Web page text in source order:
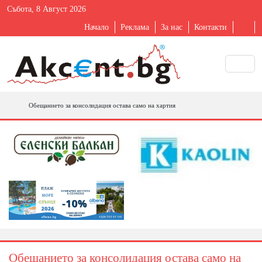
Събота, 8 Август 2026
Начало Реклама За нас Контакти
Обещанието за консолидация остава само на хартия
Обещанието за консолидация остава само на